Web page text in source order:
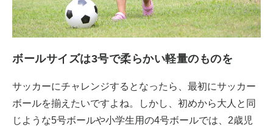
ボールサイズは3号で柔らかい軽量のものを
サッカーにチャレンジするとなったら、最初にサッカー
ボールを揃えたいですよね。しかし、初めから大人と同
じような5号ボールや小学生用の4号ボールでは、2歳児